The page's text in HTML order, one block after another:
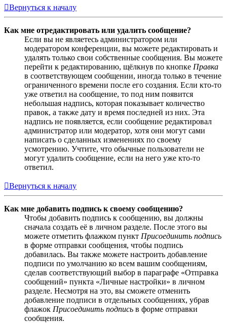
Вернуться к началу
Как мне отредактировать или удалить сообщение?
Если вы не являетесь администратором или
модератором конференции, вы можете редактировать и
удалять только свои собственные сообщения. Вы можете
перейти к редактированию, щёлкнув по кнопке Правка
в соответствующем сообщении, иногда только в течение
ограниченного времени после его создания. Если кто-то
уже ответил на сообщение, то под ним появится
небольшая надпись, которая показывает количество
правок, а также дату и время последней из них. Эта
надпись не появляется, если сообщение редактировал
администратор или модератор, хотя они могут сами
написать о сделанных изменениях по своему
усмотрению. Учтите, что обычные пользователи не
могут удалить сообщение, если на него уже кто-то
ответил.
Вернуться к началу
Как мне добавить подпись к своему сообщению?
Чтобы добавить подпись к сообщению, вы должны
сначала создать её в личном разделе. После этого вы
можете отметить флажком пункт Присоединить подпись
в форме отправки сообщения, чтобы подпись
добавилась. Вы также можете настроить добавление
подписи по умолчанию ко всем вашим сообщениям,
сделав соответствующий выбор в параграфе «Отправка
сообщений» пункта «Личные настройки» в личном
разделе. Несмотря на это, вы сможете отменить
добавление подписи в отдельных сообщениях, убрав
флажок Присоединить подпись в форме отправки
сообщения.